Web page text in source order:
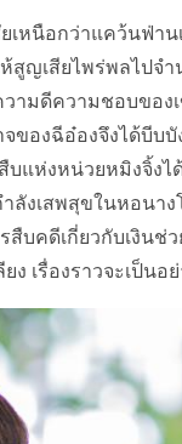
หนือกว่าแคว้นฟ่า
ญเสียไพร่พลไปจ
ามดีความชอบของ
องฉีอ๋องจึงได้บีบ
บแห่งหน่วยหมิงจิ้ง
งเสพสุขในหอนา
บคดีเกี่ยวกับเงินช่
เรื่องราวจะเป็นอ